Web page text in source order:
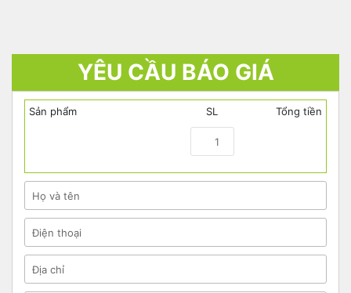
YÊU CẦU BÁO GIÁ
Sản phẩm SL Tổng tiền